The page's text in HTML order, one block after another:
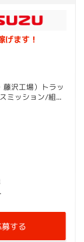
げます！
藤沢工場）トラッ
ミッション/組...
する